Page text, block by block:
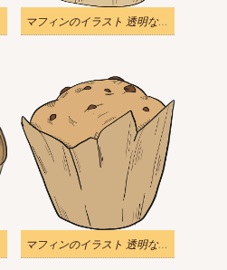
マフィンのイラスト 透明な背景 3
マフィンのイラスト 透明な背景 1